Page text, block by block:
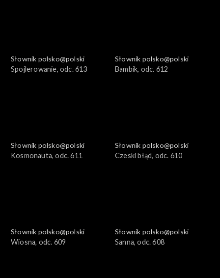
Słownik polsko@polski
Spojlerowanie, odc. 613
Słownik polsko@polski
Bambik, odc. 612
Słownik polsko@polski
Kosmonauta, odc. 611
Słownik polsko@polski
Czeski błąd, odc. 610
Słownik polsko@polski
Wiosna, odc. 609
Słownik polsko@polski
Sanna, odc. 608